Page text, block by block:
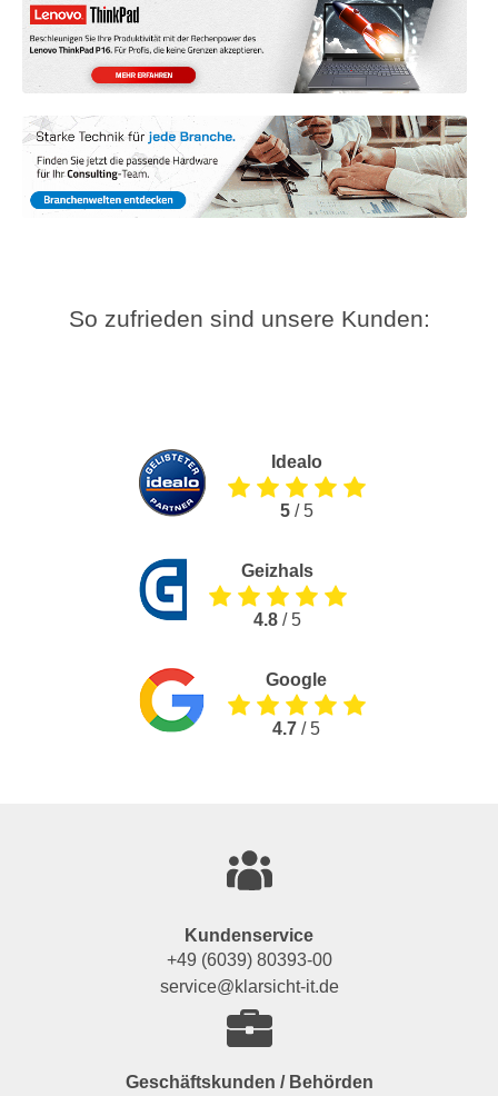
So zufrieden sind unsere Kunden:
Idealo
5/ 5
Geizhals
4.8 / 5
Google
4.7 / 5
Kundenservice
+49 (6039) 80393-00
service@klarsicht-it.de
Geschäftskunden / Behörden